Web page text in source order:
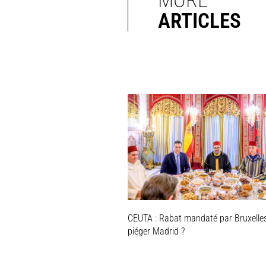
ARTICLES
CEUTA : Rabat mandaté par
piéger Madrid ?